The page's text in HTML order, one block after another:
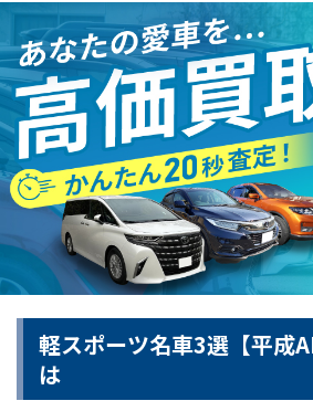
軽スポーツ名車3選【平成
は